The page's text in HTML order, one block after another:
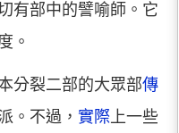
有部中的譬喻師。它
。
分裂二部的大眾部傳
。不過， 實際上一些